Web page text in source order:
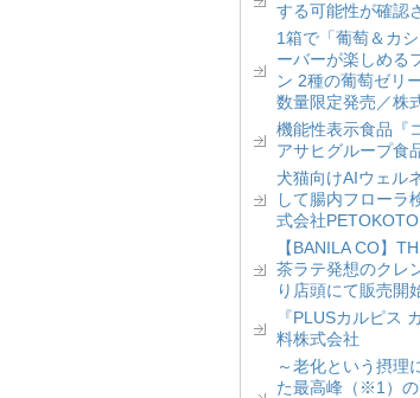
する可能性が確認
1箱で「葡萄＆カ
ーバーが楽しめる
ン 2種の葡萄ゼリ
数量限定発売／株
機能性表示食品『
アサヒグループ食
犬猫向けAIウェル
して腸内フローラ
式会社PETOKOTO
【BANILA CO】
茶ラテ発想のクレ
り店頭にて販売開
『PLUSカルピス
料株式会社
～老化という摂
た最高峰（※1）の